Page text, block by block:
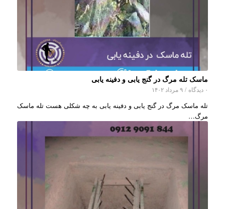
ماسک تله مرگ در گنج یابی و دفینه یابی
۰ دیدگاه / ۹ مرداد ۱۴۰۲
تله ماسک مرگ در گنج یابی و دفینه یابی به چه شکلی هست تله ماسک
مرگ…